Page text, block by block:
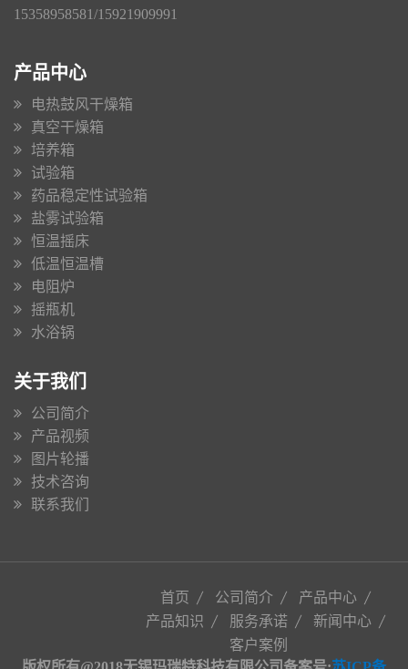
15358958581/15921909991
产品中心
电热鼓风干燥箱
真空干燥箱
培养箱
试验箱
药品稳定性试验箱
盐雾试验箱
恒温摇床
低温恒温槽
电阻炉
摇瓶机
水浴锅
关于我们
公司简介
产品视频
图片轮播
技术咨询
联系我们
首页 公司简介
产品中心
产品知识
服务承诺
新闻中心
客户案例